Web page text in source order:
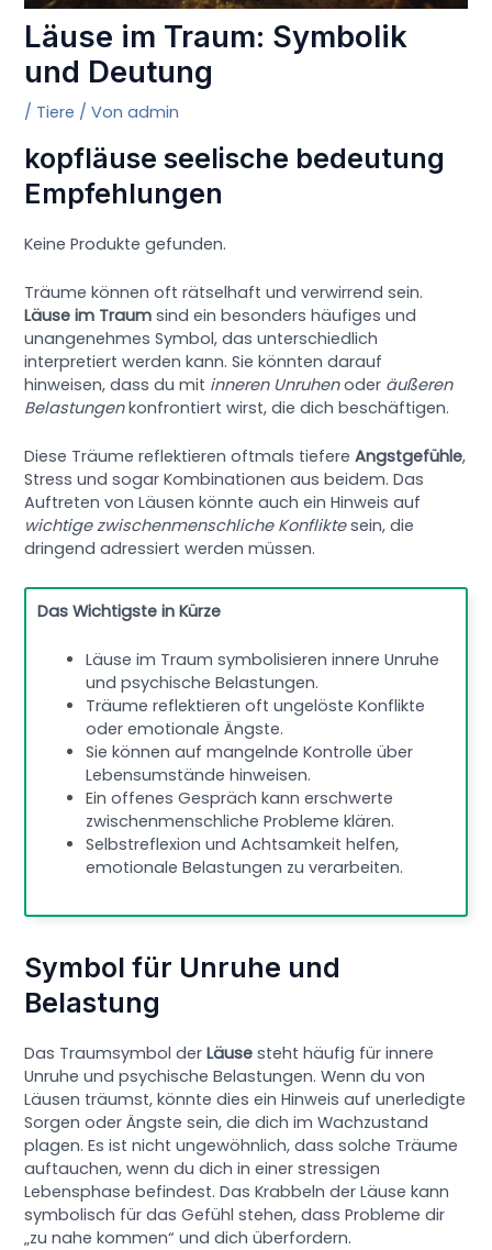
Läuse im Traum: Symbolik
und Deutung
/ Tiere / Vonadmin
kopfläuse seelische bedeutung
Empfehlungen
Keine Produkte gefunden.
Träume können oft rätselhaft und verwirrend sein.
Läuse im Traum sind ein besonders häufiges und
unangenehmes Symbol, das unterschiedlich
interpretiert werden kann. Sie könnten darauf
hinweisen, dass du mit inneren Unruhenoder äußeren
Belastungenkonfrontiert wirst, die dich beschäftigen.
Diese Träume reflektieren oftmals tiefereAngstgefühle,
Stress und sogar Kombinationen aus beidem. Das
Auftreten von Läusen könnte auch ein Hinweis auf
wichtige zwischenmenschliche Konfliktesein, die
dringend adres­siert werden müssen.
Das Wichtigste in Kürze
Läuse im Traum symbolisieren innere Unruhe
und psychische Belastungen.
Träume reflektieren oft ungelöste Konflikte
oder emotionale Ängste.
Sie können auf mangelnde Kontrolle über
Lebensumstände hinweisen.
Ein offenes Gespräch kann erschwerte
zwischenmenschliche Probleme klären.
Selbstreflexion und Achtsamkeit helfen,
emotionale Belastungen zu verarbeiten.
Symbol für Unruhe und
Belastung
Das Traumsymbol derLäuse steht häufig für innere
Unruhe und psychische Belastungen. Wenn du von
Läusen träumst, könnte dies ein Hinweis auf unerledigte
Sorgen oder Ängste sein, die dich im Wachzustand
plagen. Es ist nicht ungewöhnlich, dass solche Träume
auftauchen, wenn du dich in einer stressigen
Lebensphase befindest. Das Krabbeln der Läuse kann
symbolisch für das Gefühl stehen, dass Probleme dir
„zu nahe kommen“ und dich überfordern.